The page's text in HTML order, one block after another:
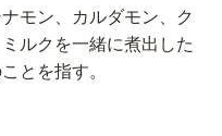
ナモン、カルダモン、ク
ルクを一緒に煮出した
とを指す。